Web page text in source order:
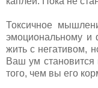
Токсичное
эмоциональному и
жить с негативом,
Ваш ум
того, чем вы его